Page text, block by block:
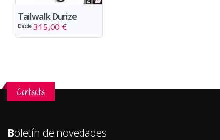
Tailwalk Durize
Desde 315,00 €
Contacta
Boletín de novedades